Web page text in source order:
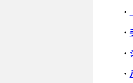
・
・
・
・